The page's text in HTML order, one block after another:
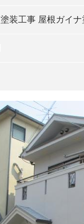
装工事 屋根ガイ